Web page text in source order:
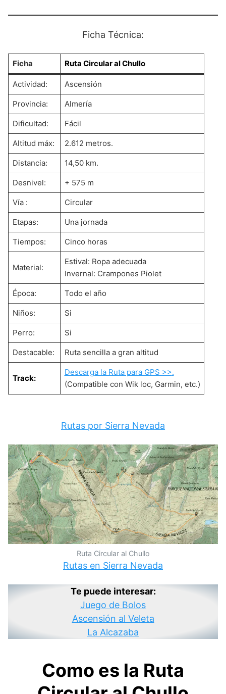
Ficha Técnica:
Ficha Ruta Circular al Chullo
Actividad: Ascensión
Provincia: Almería
Dificultad: Fácil
Altitud máx: 2.612 metros.
Distancia: 14,50 km.
Desnivel: + 575 m
Vía : Circular
Etapas: Una jornada
Tiempos: Cinco horas
Material:
Estival: Ropa adecuada
Invernal: Crampones Piolet
Época: Todo el año
Niños: Si
Perro: Si
Destacable: Ruta sencilla a gran altitud
Track:
Descarga la Ruta para GPS >>.
(Compatible con Wik loc, Garmin, etc.)
Rutas por Sierra Nevada
Ruta Circular al Chullo
Rutas en Sierra Nevada
Te puede interesar:
Juego de Bolos
Ascensión al Veleta
La Alcazaba
Como es la Ruta